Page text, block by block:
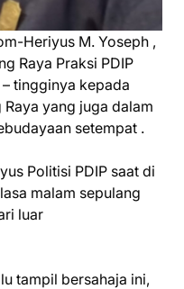
Heriyus M. Yoseph ,
Raya Praksi PDIP
tingginya kepada
yang juga dalam
setempat .
Politisi PDIP saat di
malam sepulang
luar
tampil bersahaja ini,